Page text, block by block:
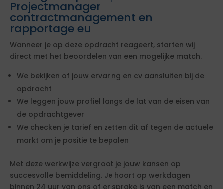
Projectmanager
contractmanagement en
rapportage eu
Wanneer je op deze opdracht reageert, starten wij
direct met het beoordelen van een mogelijke match.
We bekijken of jouw ervaring en cv aansluiten bij de
opdracht
We leggen jouw profiel langs de lat van de eisen van
de opdrachtgever
We checken je tarief en zetten dit af tegen de actuele
markt om je positie te bepalen
Met deze werkwijze vergroot je jouw kansen op
succesvolle bemiddeling. Je hoort op werkdagen
binnen 24 uur van ons of er sprake is van een match en